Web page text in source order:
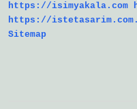
https://isimyakala.com
https://
Sitemap